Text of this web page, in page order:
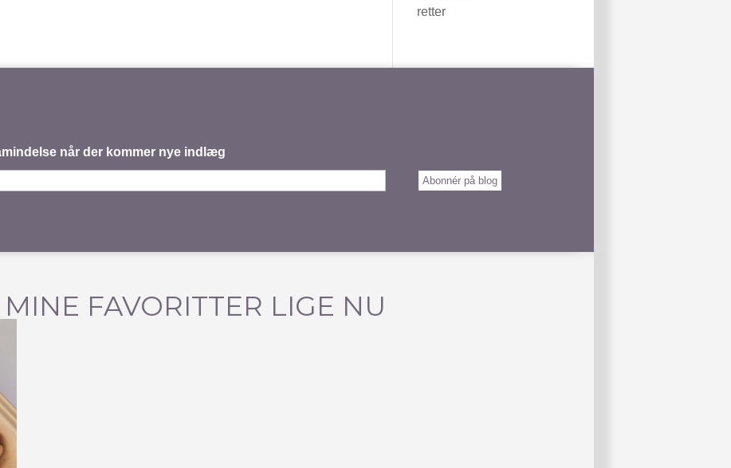
retter
når der kommer nye indlæg
Abonnér på blog
MINE FAVORITTER LIGE NU